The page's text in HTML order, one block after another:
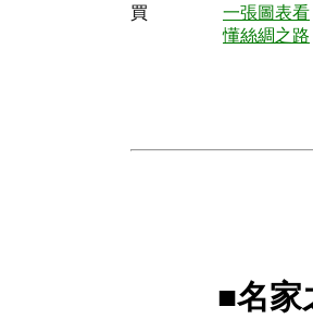
買
一張圖表看
懂絲綢之路
■名家